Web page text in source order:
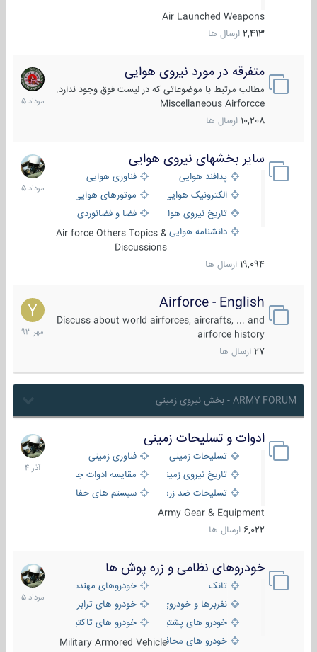
Air Launched Weapons
2,413 ارسال ها
متفرقه در مورد نیروی هوایی
مطالب مرتبط با موضوعاتی که در لیست فوق وجود ندارد.
Miscellaneous Airforcce
10,208 ارسال ها
7
مرداد
1405
سایر بخشهای نیروی هوایی
پدافند هوایی
فناوری هوایی
الکترونیک هوایی
موتورهای هوایی
تاریخ نیروی هوایی
فضا و فضانوردی
دانشنامه هواییAir force Others Topics &
Discussions
19,094 ارسال ها
2
مرداد
1405
Airforce - English
Discuss about world airforces, aircrafts, ... and
airforce history
27 ارسال ها
15
مهر
1393
ARMY FORUM - بخش نیروی زمینی
ادوات و تسلیحات زمینی
تسلیحات زمینی
فناوری زمینی
تاریخ نیروی زمینی
مقایسه ادوات جنگی
تسلیحات ضد زره
سیستم های حفاظت فعال
Army Gear & Equipment
6,022 ارسال ها
21
آذر
1404
خودروهای نظامی و زره پوش ها
تانک
خودروهای مهندسی
نفربرها و خودروی های رزمی پیاده نظام
خودرو های ترابری نظامی
خودرو های پشتیبانی آتش ، شناسایی و ضد تانک
خودرو های تاکتیکی نظامی
خودرو های محافظت شدهMilitary Armored Vehicle
2
مرداد
1405